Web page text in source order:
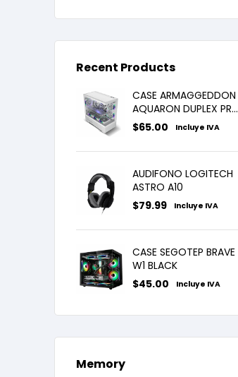
Recent Products
CASE ARMAGGEDDON
AQUARON DUPLEX PRO
WHITE X3FANS ARGB
$65.00 Incluye IVA
AUDIFONO LOGITECH
ASTRO A10
$79.99 Incluye IVA
CASE SEGOTEP BRAVE
W1 BLACK
$45.00 Incluye IVA
Memory